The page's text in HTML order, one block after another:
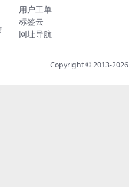
用户工单
标签云
网址导航
Copyright © 2013-2026